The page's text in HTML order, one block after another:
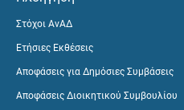
Στόχοι ΑνΑΔ
Ετήσιες Εκθέσεις
Αποφάσεις για Δημόσιες Συμβάσεις
Αποφάσεις Διοικητικού Συμβουλίου